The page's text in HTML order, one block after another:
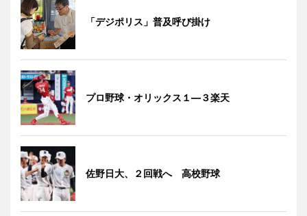
「デジポリス」普及呼び掛け
プロ野球・オリックス１―３楽天
佐野日大、２回戦へ 高校野球